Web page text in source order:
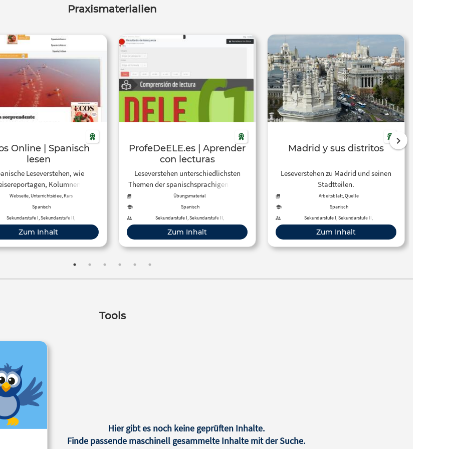
Praxismaterialien
| Spanisch
lesen
Leseverstehen, wie
Kolumnen,
Schwerpunkte und
zur spanischen
und Lebensart. Die Beiträge
nach den Niveaustufen
“intermedio” und “avanzado”.
Vokabeln sind übersetzt
Webseite, Unterrichtsidee, Kurs
Spanisch
Sekundarstufe I, Sekundarstufe II,
Erwachsenenbildung, Hochschule
Zum Inhalt
ProfeDeELE.es | Aprender
con lecturas
Leseverstehen unterschiedlichsten
Themen der spanischsprachigen Welt.
Für alle Niveaustufen mit interaktiven
Übungen und Spielen.
Übungsmaterial
Spanisch
Sekundarstufe I, Sekundarstufe II,
Erwachsenenbildung, Hochschule
Zum Inhalt
Madrid y sus distritos
Leseverstehen zu Madrid und seinen
Stadtteilen.
Arbeitsblatt, Quelle
Spanisch
Sekundarstufe I, Sekundarstufe II,
Erwachsenenbildung
Zum Inhalt
Tools
Hier gibt es noch keine geprüften Inhalte.
Finde passende maschinell gesammelte Inhalte mit der Suche.